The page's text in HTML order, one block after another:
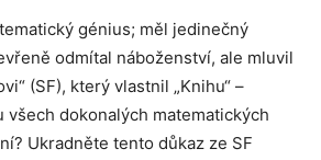
génius; měl jedinečný
odmítal náboženství, ale mluvil
(SF), který vlastnil „Knihu“ –
dokonalých matematických
Ukradněte tento důkaz ze SF